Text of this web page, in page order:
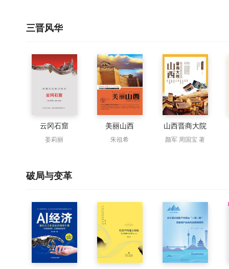
三晋风华
云冈石窟
姜莉丽
美丽山西
朱祖希
山西晋商大院
颜军 周国宝 著
破局与变革